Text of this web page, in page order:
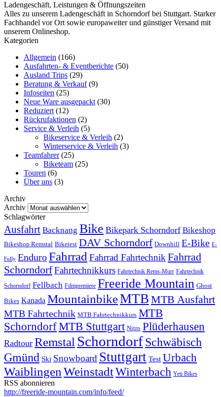
Ladengeschäft, Leistungen & Öffnungszeiten
Alles zu unserem Ladengeschäft in Schorndorf bei Stuttgart. Starker
Fachhandel vor Ort sowie europaweiter und günstiger Versand mit
unserem Onlineshop.
Kategorien
Allgemein (166)
Ausfahrten- & Eventberichte (50)
Ausland Trips (29)
Beratung & Verkauf(9)
Infoseiten (25)
Neue Ware ausgepackt (30)
Reduziert (12)
Rückrufaktionen (2)
Service & Verleih (5)
Bikeservice & Verleih (2)
Winterservice & Verleih (3)
Teamfahrer(25)
Biketeam (25)
Touren (6)
Über uns (3)
Archiv
Archiv
Schlagwörter
Ausfahrt Backnang Bike Bikepark Schorndorf Bikeshop
Bikeshop Remstal Biketest DAV Schorndorf Downhill E-Bike E-
Fully EnduroFahrrad Fahrrad Fahrtechnik Fahrrad
SchorndorfFahrtechnikkurs Fahrtechnik Rems-Murr Fahrtechnik
Schorndorf Fellbach Filmpremiere Freeride Mountain Ghost
Bikes Kanada MountainbikeMTB MTB Ausfahrt
MTB Fahrtechnik MTB Fahrtechnikkurs MTB
SchorndorfMTB Stuttgart Nitro Plüderhausen
Radtour Remstal SchorndorfSchwäbisch
Gmünd Ski Snowboard Stuttgart Test Urbach
Waiblingen WeinstadtWinterbach Yeti Bikes
RSS abonnieren
http://freeride-mountain.com/info/feed/